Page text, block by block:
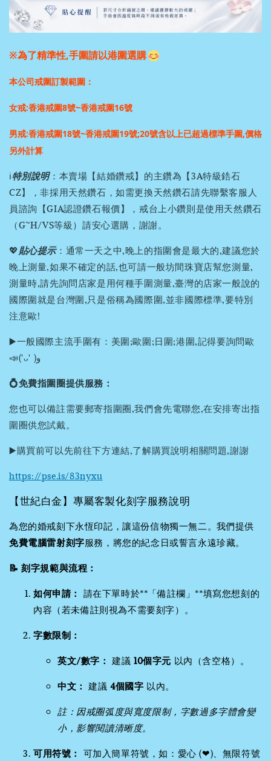
※為了精準性,手圍請以港圍選購
本公司戒圍訂製範圍：
女戒:香港戒圍8號~香港戒圍16號
男戒:香港戒圍18號~香港戒圍19號;20號含以上已超過標準手圍,價格
另外計算
ℹ️特別說明：本賣場【結婚鑽戒】的主鑽為【3A特級鋯石
CZ】，非採用天然鑽石，如需更換天然鑽石請先聯繫客服人
員諮詢【GIA認證鑽石報價】，戒台上小鑽則是使用天然鑽石
（G~H/VS等級）請安心選購，謝謝。
💖貼心提示：通常一天之中,晚上的指圍會是最大的,建議您於
晚上測量,如果不確定的話,也可請一般坊間珠寶店幫您測量,
測量時,請先詢問店家是用何種手圍測量,臺灣的店家一般說的
國際圍就是台灣圍,只是俗稱為國際圍,並非國際標準,要特別
注意歐!
▶️一般國際主流手圍有：美圍;歐圍;日圍;港圍,記得要詢問歐
📣('ᴗ' )و
💍免費指圍圈提供服務：
您也可以備註需要郵寄指圍圈,我們會先電聯您,在安排寄出指
圍圈供您試戴。
▶️購買前可以先前往下方連結,了解購買說明相關問題,謝謝
https://pse.is/83nyxu
【世紀白金】專屬客製化刻字服務說明
為您的婚戒刻下永恆印記，讓這份信物獨一無二。我們提供
免費電腦雷射刻字服務，將您的紀念日或誓言永遠珍藏。
📝 刻字規範與流程：
如何申請： 請在下單時於**「備註欄」**填寫您想刻的
內容（若未備註則視為不需要刻字）。
字數限制：
英文/數字： 建議10個字元 以內（含空格）。
中文： 建議4個國字 以內。
註：因戒圈弧度與寬度限制，字數過多字體會變
小，影響閱讀清晰度。
可用符號： 可加入簡單符號，如：愛心 (❤)、無限符號